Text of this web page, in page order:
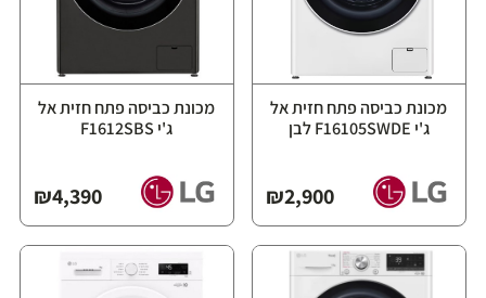
מכונת כביסה פתח חזית אל
ג'י F16105SWDE לבן
₪2,900
מכונת כביסה פתח חזית אל
ג'י F1612SBS
₪4,390